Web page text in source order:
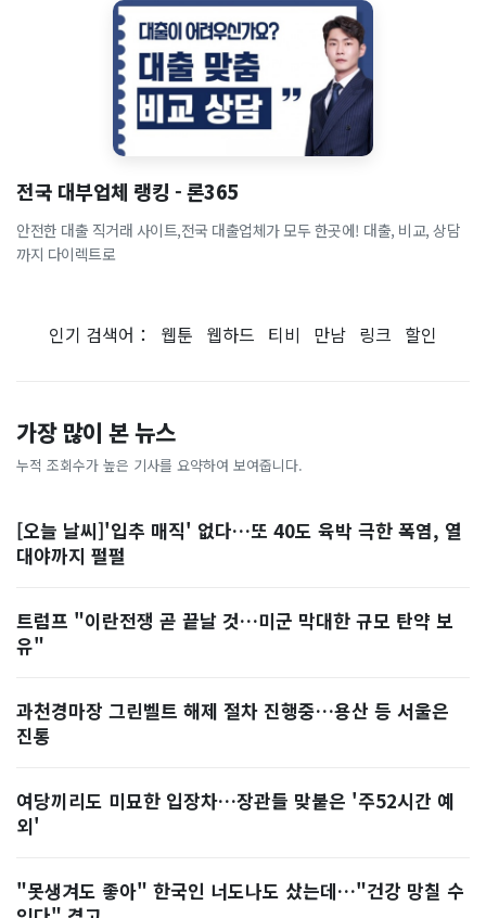
전국 대부업체 랭킹 - 론365
안전한 대출 직거래 사이트,전국 대출업체가 모두 한곳에! 대출, 비교, 상담
까지 다이렉트로
인기 검색어： 웹툰 웹하드 티비 만남 링크 할인
가장 많이 본 뉴스
누적 조회수가 높은 기사를 요약하여 보여줍니다.
[오늘 날씨]'입추 매직' 없다…또 40도 육박 극한 폭염, 열
대야까지 펄펄
트럼프 "이란전쟁 곧 끝날 것…미군 막대한 규모 탄약 보
유"
과천경마장 그린벨트 해제 절차 진행중…용산 등 서울은
진통
여당끼리도 미묘한 입장차…장관들 맞붙은 '주52시간 예
외'
"못생겨도 좋아" 한국인 너도나도 샀는데…"건강 망칠 수